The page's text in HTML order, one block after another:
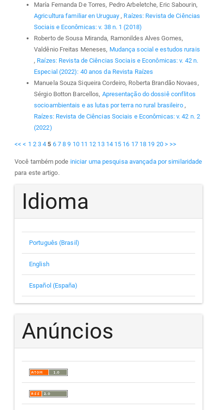
María Fernanda De Torres, Pedro Arbeletche, Eric Sabourin,
Agricultura familiar en Uruguay , Raízes: Revista de Ciências
Sociais e Econômicas: v. 38 n. 1 (2018)
Roberto de Sousa Miranda, Ramonildes Alves Gomes,
Valdênio Freitas Meneses, Mudança social e estudos rurais
, Raízes: Revista de Ciências Sociais e Econômicas: v. 42 n.
Especial (2022): 40 anos da Revista Raízes
Manuela Souza Siqueira Cordeiro, Roberta Brandão Novaes,
Sérgio Botton Barcellos, Apresentação do dossiê conflitos
socioambientais e as lutas por terra no rural brasileiro ,
Raízes: Revista de Ciências Sociais e Econômicas: v. 42 n. 2
(2022)
<< < 1 2 3 4 5 6 7 8 9 10 11 12 13 14 15 16 17 18 19 20 > >>
Você também pode iniciar uma pesquisa avançada por similaridade
para este artigo.
Idioma
Português (Brasil)
English
Español (España)
Anúncios